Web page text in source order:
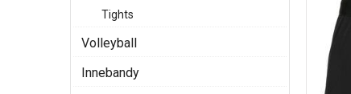
Tights
Volleyball
Innebandy